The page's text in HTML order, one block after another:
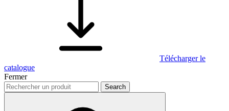
Télécharger le
catalogue
Fermer